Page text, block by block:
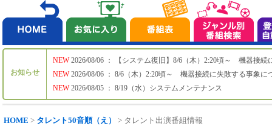
お知らせ
NEW
NEW
NEW
2026/08/06 ： 【システム復旧】8/6（木）2:20頃～ 機器接続
2026/08/06 ： 8/6（木）2:20頃～ 機器接続に失敗する事象に
2026/08/05 ： 8/19（水）システムメンテナンス
HOME > タレント50音順（え） > タレント出演番組情報